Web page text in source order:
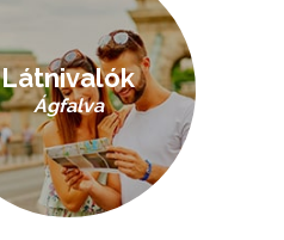
Látnivalók
Ágfalva